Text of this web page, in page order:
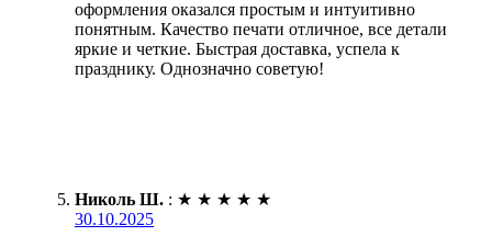
оформления оказался простым и интуитивно
понятным. Качество печати отличное, все детали
яркие и четкие. Быстрая доставка, успела к
празднику. Однозначно советую!
Николь Ш. : ★ ★ ★ ★ ★
30.10.2025